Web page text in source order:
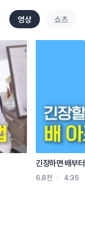
영상 쇼츠
긴장하면 배부
6.8천 4:35